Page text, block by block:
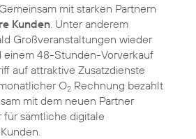
mit starken Partnern
Kunden . Unter anderem
Großveranstaltungen wieder
einem 48-Stunden-Vorverkauf
auf attraktive Zusatzdienste
O2 Rechnung bezahlt
mit dem neuen Partner
sämtliche digitale